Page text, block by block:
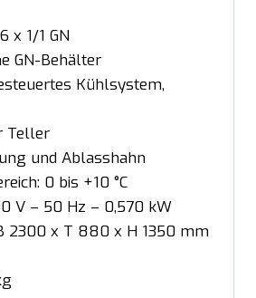
x 1/1 GN
GN-Behälter
Kühlsystem,
Teller
und Ablasshahn
0 bis +10 °C
V – 50 Hz – 0,570 kW
2300 x T 880 x H 1350 mm